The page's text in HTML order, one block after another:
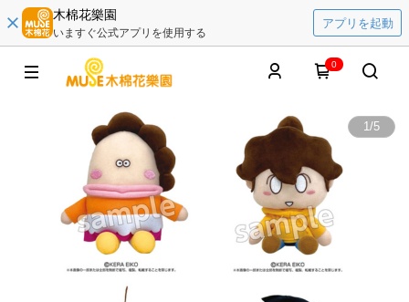
木棉花樂園
いますぐ公式アプリを使用する
アプリを起動
0
1/5